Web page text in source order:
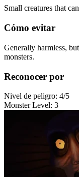
Small creatures that
Cómo evitar
Generally harmless,
monsters.
Reconocer por
Nivel de peligro: 4/5
Monster Level: 3